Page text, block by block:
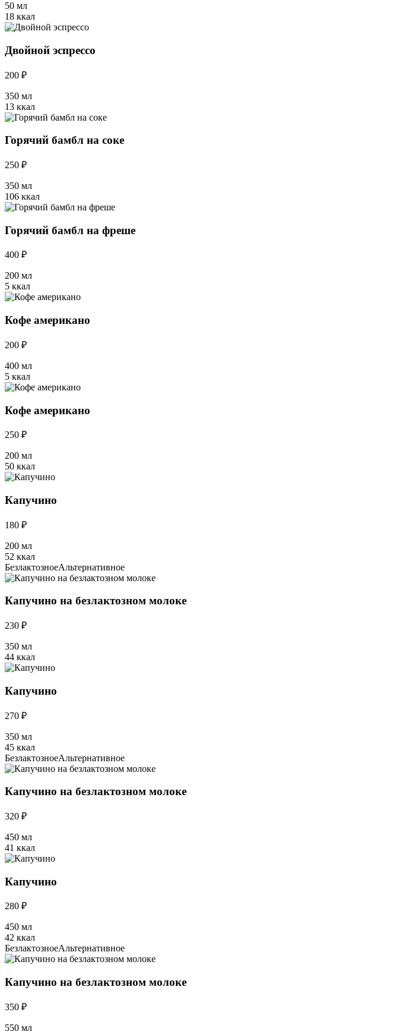
50 мл
18 ккал
Двойной эспрессо
200 ₽
350 мл
13 ккал
Горячий бамбл на соке
250 ₽
350 мл
106 ккал
Горячий бамбл на фреше
400 ₽
200 мл
5 ккал
Кофе американо
200 ₽
400 мл
5 ккал
Кофе американо
250 ₽
200 мл
50 ккал
Капучино
180 ₽
200 мл
52 ккал
БезлактозноеАльтернативное
Капучино на безлактозном молоке
230 ₽
350 мл
44 ккал
Капучино
270 ₽
350 мл
45 ккал
БезлактозноеАльтернативное
Капучино на безлактозном молоке
320 ₽
450 мл
41 ккал
Капучино
280 ₽
450 мл
42 ккал
БезлактозноеАльтернативное
Капучино на безлактозном молоке
350 ₽
550 мл